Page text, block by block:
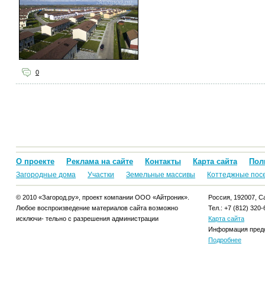
0
О проекте Реклама на сайте Контакты Карта сайта
Загородные дома Участки Земельные массивы Коттеджные
© 2010 «Загород.ру», проект компании ООО «Айтроник».
Любое воспроизведение материалов сайта возможно
исключи- тельно с разрешения администрации
Россия, 192007,
Тел.: +7 (812) 320-
Карта сайта
Информация
Подробнее